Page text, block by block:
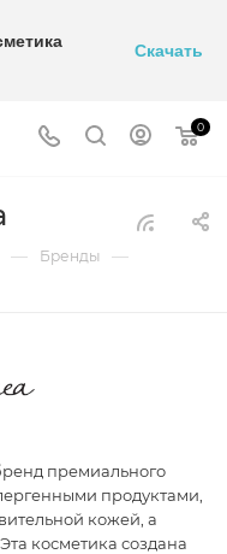
0
— Бренды —
премиального
продуктами,
кожей, а
косметика создана
Скачать